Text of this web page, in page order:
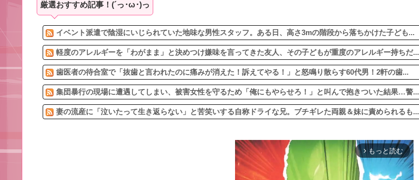
なぜ保育園は「仕事終わりの買い物」や「休日の預かり」に厳しく怒るのか？「...
アタシ何歳に見える？って誘い受け風の事言うゴミってまだ生存してるよね〜
昔、車のドアは男が開けるまで乗らないという女の子に出会ったことが衝撃だっ...
厳選おすすめ記事！(´っ･ω･)っ
イベント派遣で陰湿にいじられていた地味な男性スタッフ。ある日、高さ3mの階段から落ちかけた子ども...
軽度のアレルギーを「わがまま」と決めつけ嫌味を言ってきた友人、その子どもが重度のアレルギー持ちだ...
歯医者の待合室で「抜歯と言われたのに痛みが消えた！訴えてやる！」と怒鳴り散らす60代男！2軒の歯...
集団暴行の現場に遭遇してしまい、被害女性を守るため「俺にもやらせろ！」と叫んで抱きついた結果…警...
妻の流産に「泣いたって生き返らない」と苦笑いする自称ドライな兄。ブチギレた両親＆妹に責められるも...
arrow_forward_ios もっと読む